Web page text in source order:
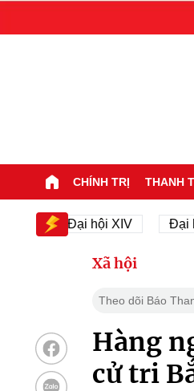
CHÍNH TRỊ THANH
Đại hội XIV Đại hội XIV
Xã hội
Theo dõi Báo
Hàng
cử tri